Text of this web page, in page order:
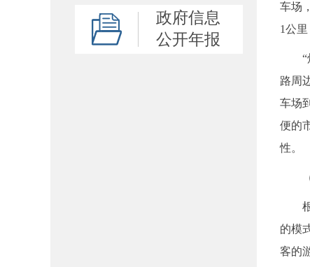
政府信息
公开年报
车场
1公
“焰
路周
车场
便的
性。
（
根
的模
客的